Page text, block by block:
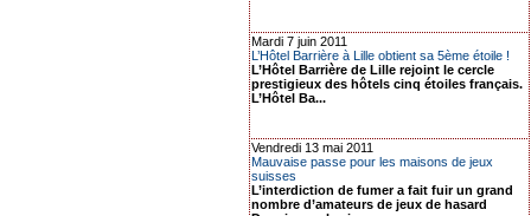
Mardi 7 juin 2011
L’Hôtel Barrière à Lille obtient sa 5ème étoile !
L’Hôtel Barrière de Lille rejoint le cercle
prestigieux des hôtels cinq étoiles français.
L’Hôtel Ba...
Vendredi 13 mai 2011
Mauvaise passe pour les maisons de jeux
suisses
L’interdiction de fumer a fait fuir un grand
nombre d’amateurs de jeux de hasard